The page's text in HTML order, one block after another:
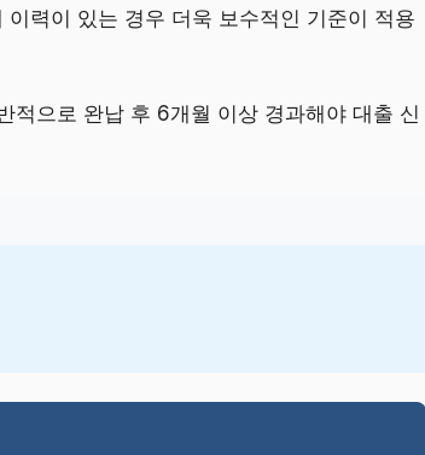
력이 있는 경우 더욱 보수적인 기준이 적용
적으로 완납 후 6개월 이상 경과해야 대출 신